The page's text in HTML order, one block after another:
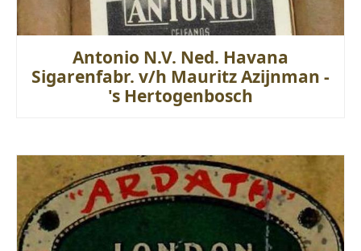
Antonio N.V. Ned. Havana
Sigarenfabr. v/h Mauritz Azijnman -
's Hertogenbosch